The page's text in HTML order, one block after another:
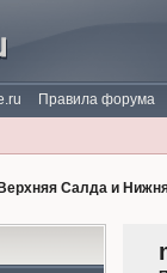
Правила форума
Салда и